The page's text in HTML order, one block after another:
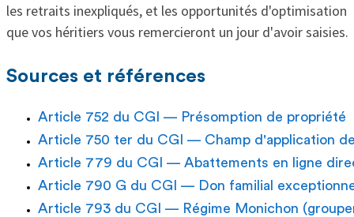
les retraits inexpliqués, et les opportunités d'optimisation
que vos héritiers vous remercieront un jour d'avoir saisies.
Sources et références
Article 752 du CGI — Présomption de propriété
Article 750 ter du CGI — Champ d'application
Article 779 du CGI — Abattements en ligne
Article 790 G du CGI — Don familial
Article 793 du CGI — Régime Monichon